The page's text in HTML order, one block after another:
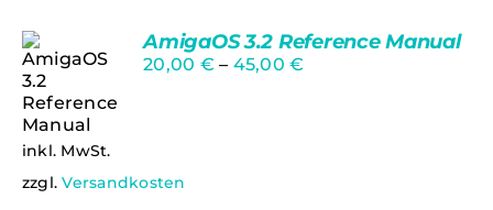
Bewertet
mit5.00von
5
Ungeprüfte
AmigaOS 3.2 Reference Manual
20,00 € – 45,00€
inkl. MwSt.
zzgl.Versandkosten